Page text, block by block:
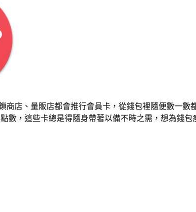
商店、量販店都會推行會員卡，從錢包裡隨便數一
數，這些卡總是得隨身帶著以備不時之需，想為錢